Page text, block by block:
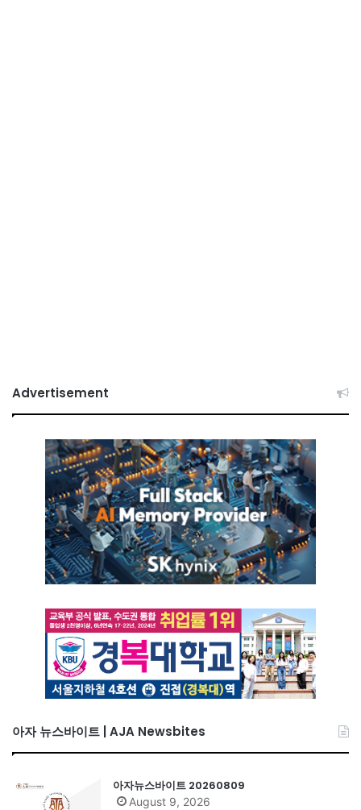
Advertisement
아자 뉴스바이트 | AJA Newsbites
아자뉴스바이트 20260809
August 9, 2026